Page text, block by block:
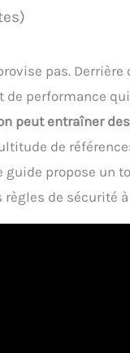
pas.
de performance
peut entraîner
de
guide propose un
règles de sécurité